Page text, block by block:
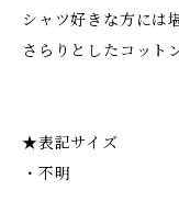
シャツ好きな方には
さらりとしたコット
★表記サイズ
・不明